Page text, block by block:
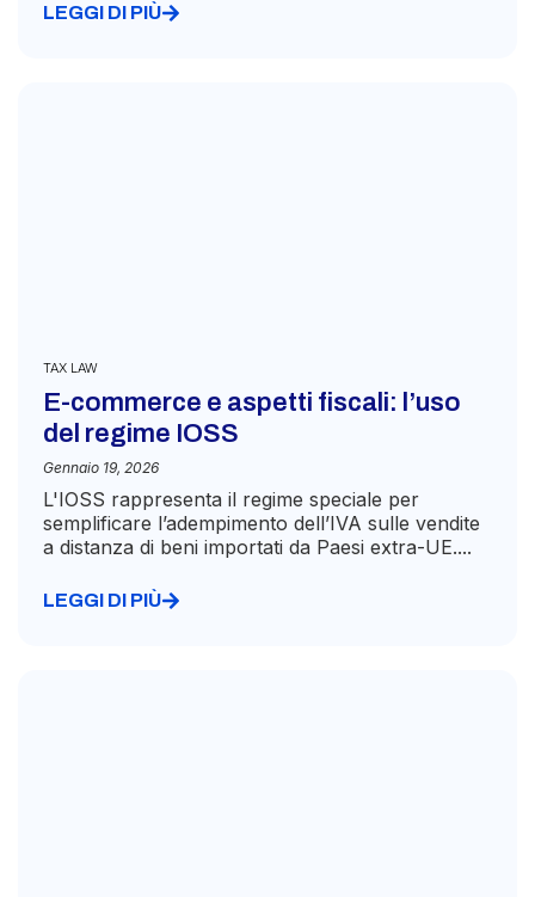
LEGGI DI PIÙ
TAX LAW
E-commerce e aspetti fiscali: l’uso
del regime IOSS
Gennaio 19, 2026
L'IOSS rappresenta il regime speciale per
semplificare l’adempimento dell’IVA sulle vendite
a distanza di beni importati da Paesi extra-UE....
LEGGI DI PIÙ